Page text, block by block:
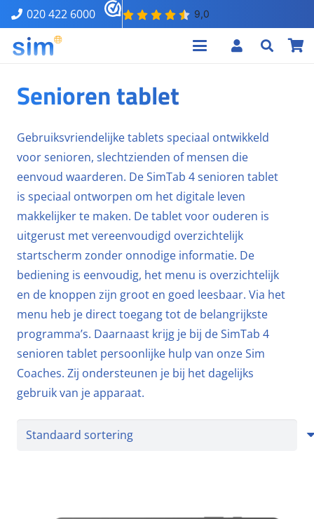
020 422 6000
Senioren tablet
Gebruiksvriendelijke tablets speciaal ontwikkeld
voor senioren, slechtzienden of mensen die
eenvoud waarderen. De SimTab 4 senioren tablet
is speciaal ontworpen om het digitale leven
makkelijker te maken. De tablet voor ouderen is
uitgerust met vereenvoudigd overzichtelijk
startscherm zonder onnodige informatie. De
bediening is eenvoudig, het menu is overzichtelijk
en de knoppen zijn groot en goed leesbaar. Via het
menu heb je direct toegang tot de belangrijkste
programma’s. Daarnaast krijg je bij de SimTab 4
senioren tablet persoonlijke hulp van onze Sim
Coaches. Zij ondersteunen je bij het dagelijks
gebruik van je apparaat.